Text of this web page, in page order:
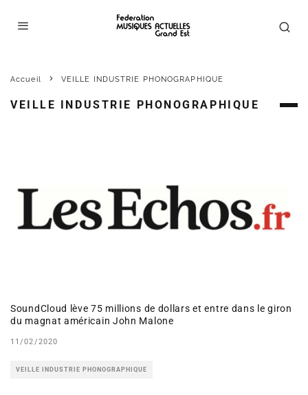
Accueil VEILLE INDUSTRIE PHONOGRAPHIQUE
VEILLE INDUSTRIE PHONOGRAPHIQUE
SoundCloud lève 75 millions de dollars et entre dans le giron
du magnat américain John Malone
11/02/2020
VEILLE INDUSTRIE PHONOGRAPHIQUE